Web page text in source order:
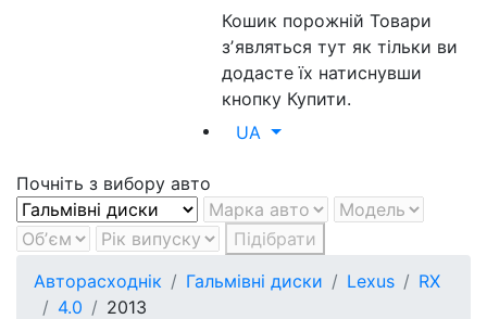
Кошик порожнійТовари
зʼявляться тут як тільки ви
додасте їх натиснувши
кнопку Купити.
UA
Почніть з вибору авто
Підібрати
Авторасходнік
Гальмівні диски Lexus
RX
4.0
2013